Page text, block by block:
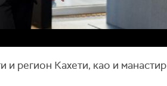
и регион Кахети, као и манастир